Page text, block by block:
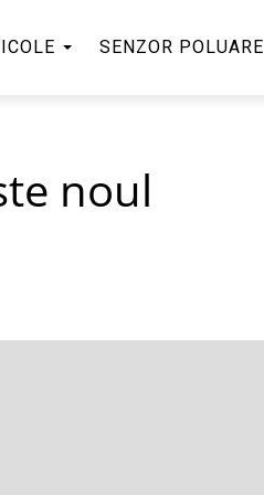
SENZOR POLUARE
noul